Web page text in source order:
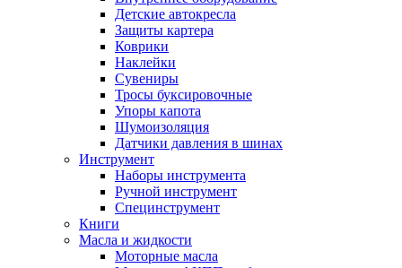
Детские автокресла
Защиты картера
Коврики
Наклейки
Сувениры
Тросы буксировочные
Упоры капота
Шумоизоляция
Датчики давления в шинах
Инструмент
Наборы инструмента
Ручной инструмент
Специнструмент
Книги
Масла и жидкости
Моторные масла